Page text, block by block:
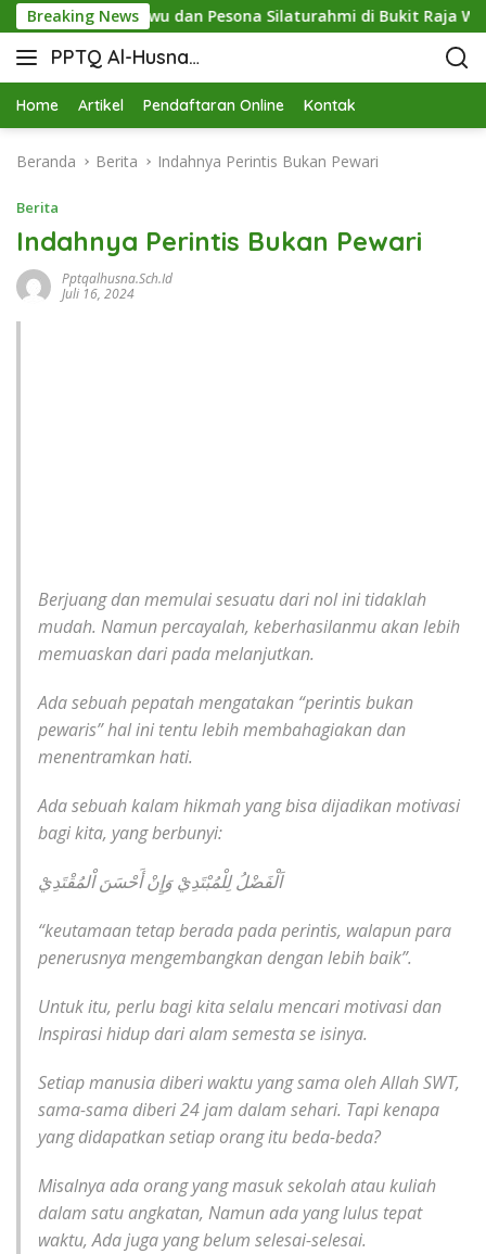
Breaking News
Pringsewu dan Pesona Silaturahmi di Bukit Raja Wali
PPTQ Al-Husna
Bukit Raja Wali
Home Artikel Pendaftaran Online Kontak
Beranda Berita Indahnya Perintis Bukan Pewari
Berita
Indahnya Perintis Bukan Pewari
Pptqalhusna.sch.id
Juli 16, 2024
Berjuang dan memulai sesuatu dari nol ini tidaklah
mudah. Namun percayalah, keberhasilanmu akan lebih
memuaskan dari pada melanjutkan.
Ada sebuah pepatah mengatakan “perintis bukan
pewaris” hal ini tentu lebih membahagiakan dan
menentramkan hati.
Ada sebuah kalam hikmah yang bisa dijadikan motivasi
bagi kita, yang berbunyi:
اَلْفَضْلُ لِلْمُبْتَدِيْ وَإِنْ أَحْسَنَ اْلمُقْتَدِيْ
“keutamaan tetap berada pada perintis, walapun para
penerusnya mengembangkan dengan lebih baik”.
Untuk itu, perlu bagi kita selalu mencari motivasi dan
Inspirasi hidup dari alam semesta se isinya.
Setiap manusia diberi waktu yang sama oleh Allah SWT,
sama-sama diberi 24 jam dalam sehari. Tapi kenapa
yang didapatkan setiap orang itu beda-beda?
Misalnya ada orang yang masuk sekolah atau kuliah
dalam satu angkatan, Namun ada yang lulus tepat
waktu, Ada juga yang belum selesai-selesai.